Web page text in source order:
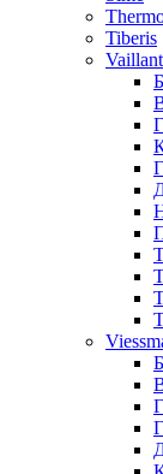
Tiberis
Vaillant